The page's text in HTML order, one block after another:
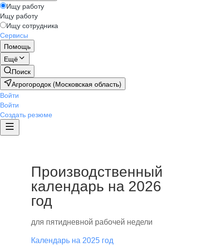
Ищу работу
Ищу работу
Ищу сотрудника
Сервисы
Помощь
Ещё
Поиск
Агрогородок (Московская область)
Войти
Войти
Создать резюме
Производственный
календарь на 2026
год
для пятидневной рабочей недели
Календарь на 2025 год